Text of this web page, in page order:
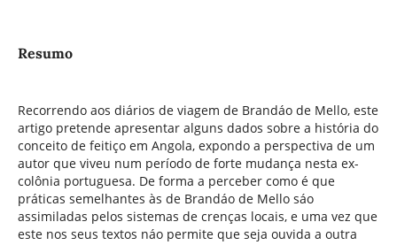
Resumo
Recorrendo aos diários de viagem de Brandáo de Mello, este
artigo pretende apresentar alguns dados sobre a história do
conceito de feitiço em Angola, expondo a perspectiva de um
autor que viveu num período de forte mudança nesta ex-
colônia portuguesa. De forma a perceber como é que
práticas semelhantes às de Brandáo de Mello sáo
assimiladas pelos sistemas de crenças locais, e uma vez que
este nos seus textos náo permite que seja ouvida a outra